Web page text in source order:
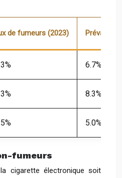
de fumeurs (2023)
6.7%
8.3%
5.0%
fumeurs
cigarette électronique soit